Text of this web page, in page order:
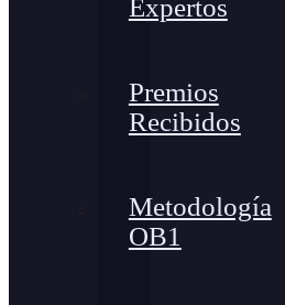
Expertos
Premios
Recibidos
Metodología
OB1